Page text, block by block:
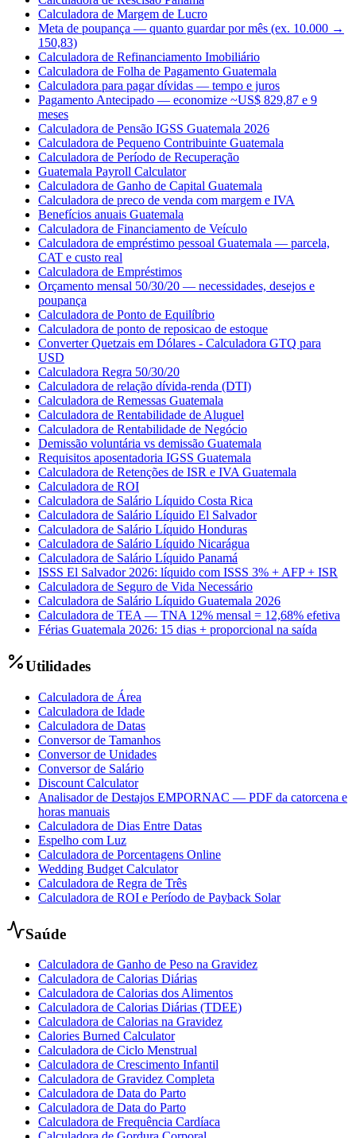
Calculadora de Margem de Lucro
Meta de poupança — quanto guardar por mês (ex. 10.000 →
150,83)
Calculadora de Refinanciamento Imobiliário
Calculadora de Folha de Pagamento Guatemala
Calculadora para pagar dívidas — tempo e juros
Pagamento Antecipado — economize ~US$ 829,87 e 9
meses
Calculadora de Pensão IGSS Guatemala 2026
Calculadora de Pequeno Contribuinte Guatemala
Calculadora de Período de Recuperação
Guatemala Payroll Calculator
Calculadora de Ganho de Capital Guatemala
Calculadora de preco de venda com margem e IVA
Benefícios anuais Guatemala
Calculadora de Financiamento de Veículo
Calculadora de empréstimo pessoal Guatemala — parcela,
CAT e custo real
Calculadora de Empréstimos
Orçamento mensal 50/30/20 — necessidades, desejos e
poupança
Calculadora de Ponto de Equilíbrio
Calculadora de ponto de reposicao de estoque
Converter Quetzais em Dólares - Calculadora GTQ para
USD
Calculadora Regra 50/30/20
Calculadora de relação dívida-renda (DTI)
Calculadora de Remessas Guatemala
Calculadora de Rentabilidade de Aluguel
Calculadora de Rentabilidade de Negócio
Demissão voluntária vs demissão Guatemala
Requisitos aposentadoria IGSS Guatemala
Calculadora de Retenções de ISR e IVA Guatemala
Calculadora de ROI
Calculadora de Salário Líquido Costa Rica
Calculadora de Salário Líquido El Salvador
Calculadora de Salário Líquido Honduras
Calculadora de Salário Líquido Nicarágua
Calculadora de Salário Líquido Panamá
ISSS El Salvador 2026: líquido com ISSS 3% + AFP + ISR
Calculadora de Seguro de Vida Necessário
Calculadora de Salário Líquido Guatemala 2026
Calculadora de TEA — TNA 12% mensal = 12,68% efetiva
Férias Guatemala 2026: 15 dias + proporcional na saída
Utilidades
Calculadora de Área
Calculadora de Idade
Calculadora de Datas
Conversor de Tamanhos
Conversor de Unidades
Conversor de Salário
Discount Calculator
Analisador de Destajos EMPORNAC — PDF da catorcena e
horas manuais
Calculadora de Dias Entre Datas
Espelho com Luz
Calculadora de Porcentagens Online
Wedding Budget Calculator
Calculadora de Regra de Três
Calculadora de ROI e Período de Payback Solar
Saúde
Calculadora de Ganho de Peso na Gravidez
Calculadora de Calorias Diárias
Calculadora de Calorias dos Alimentos
Calculadora de Calorias Diárias (TDEE)
Calculadora de Calorias na Gravidez
Calories Burned Calculator
Calculadora de Ciclo Menstrual
Calculadora de Crescimento Infantil
Calculadora de Gravidez Completa
Calculadora de Data do Parto
Calculadora de Data do Parto
Calculadora de Frequência Cardíaca